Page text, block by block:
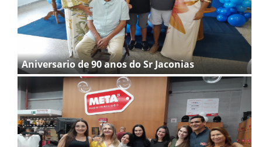
Aniversario de 90 anos do Sr Jaconias